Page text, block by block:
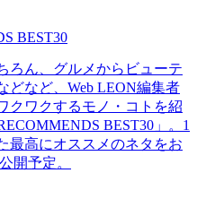
BEST30
ろん、グルメからビューテ
どなど、Web LEON編集者
クワクするモノ・コトを紹
BEST30」。1
最高にオススメのネタをお
開予定。